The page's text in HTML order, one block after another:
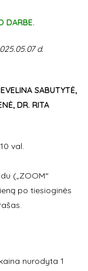
DARBE.
d.
SABUTYTĖ,
DR. RITA
val.
(„ZOOM“
po tiesioginės
nurodyta 1